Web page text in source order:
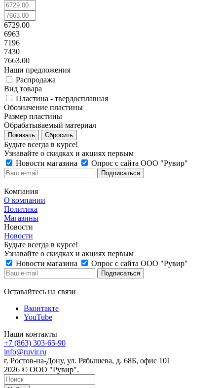
6729.00
6963
7196
7430
7663.00
Наши предложения
Распродажа
Вид товара
Пластина - твердосплавная
Обозначение пластины
Размер пластины
Обрабатываемый материал
Сбросить
Будьте всегда в курсе!
Узнавайте о скидках и акциях первым
Новости магазина
Опрос с сайта ООО "Рувир"
Компания
О компании
Политика
Магазины
Новости
Новости
Будьте всегда в курсе!
Узнавайте о скидках и акциях первым
Новости магазина
Опрос с сайта ООО "Рувир"
Оставайтесь на связи
Вконтакте
YouTube
Наши контакты
+7 (863) 303-65-90
info@ruvir.ru
г. Ростов-на-Дону, ул. Рябышева, д. 68Б, офис 101
2026 © ООО "Рувир".